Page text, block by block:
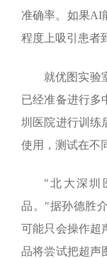
准确率。如果AI
程度上吸引患者
就优图实验
已经准备进行多
圳医院进行训练
使用，测试在不
"北大深圳
品。"据孙德胜
可能只会操作超
品将尝试把超声